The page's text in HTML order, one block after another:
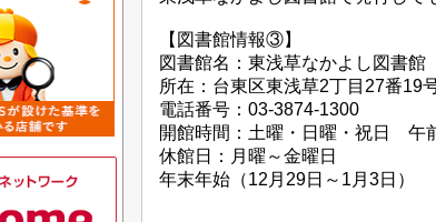
【図書館情報③】
図書館名：東浅草なかよし図書館
所在：台東区東浅草2丁目27番
電話番号：03-3874-1300
開館時間：土曜・日曜・祝日 午
休館日：月曜～金曜日
年末年始（12月29日～1月3日）